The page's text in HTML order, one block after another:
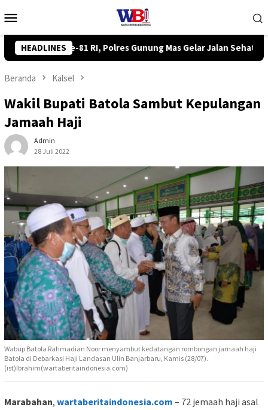
ke
Mobile
HEADLINES
Jalan Sehat hingga Lomba Tangkap Bebek Komisi
Beranda Kalsel
Wakil Bupati Batola Sambut Kepulangan
Jamaah Haji
Admin
28 Juli 2022
Wabup Batola Rahmadian Noor menyambut kedatangan rombongan jamaah haji
Batola di Debarkasi Haji Landasan Ulin Banjarbaru, Kamis (28/07).
(ist)Ibrahim(wartaberitaindonesia.com)
Marabahan, wartaberitaindonesia.com – 72 jemaah haji asal